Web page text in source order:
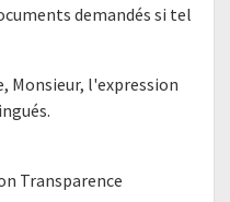
demandés si tel
Monsieur, l'expression
Transparence